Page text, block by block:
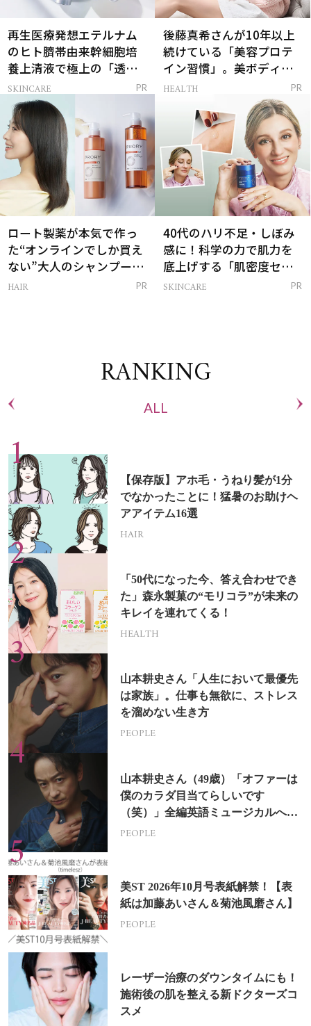
再生医療発想エテルナム
のヒト臍帯由来幹細胞培
養上清液で極上の「透明
感ハリ肌」へ
SKINCARE PR
後藤真希さんが10年以上
続けている「美容プロテ
イン習慣」。美ボディを
支える朝ルーティンと
HEALTH PR
ロート製薬が本気で作っ
た“オンラインでしか買え
ない”大人のシャンプー＆
トリートメントって？
HAIR PR
40代のハリ不足・しぼみ
感に！科学の力で肌力を
底上げする「肌密度セラ
ム」
SKINCARE PR
RANKING
ALL
【保存版】アホ毛・うねり髪が1分
でなかったことに！猛暑のお助けヘ
アアイテム16選
HAIR
「50代になった今、答え合わせでき
た」森永製菓の“モリコラ”が未来の
キレイを連れてくる！
HEALTH
山本耕史さん「人生において最優先
は家族」。仕事も無欲に、ストレス
を溜めない生き方
PEOPLE
山本耕史さん（49歳）「オファーは
僕のカラダ目当てらしいです
（笑）」全編英語ミュージカルへの
挑戦
PEOPLE
美ST 2026年10月号表紙解禁！【表
紙は加藤あいさん＆菊池風磨さん】
PEOPLE
レーザー治療のダウンタイムにも！
施術後の肌を整える新ドクターズコ
スメ